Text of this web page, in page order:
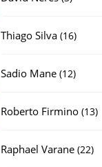
Thiago Silva 1616
Sadio Mane 1212
Roberto Firmino 1313
Raphael Varane 2222